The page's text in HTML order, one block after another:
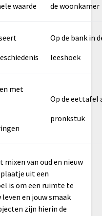
waarde
de woonkamer
Op de bank in
leeshoek
met
Op de eettafel
pronkstuk
van oud en nieuw
uit een
is om een ruimte te
leven en jouw smaak
zijn hierin de